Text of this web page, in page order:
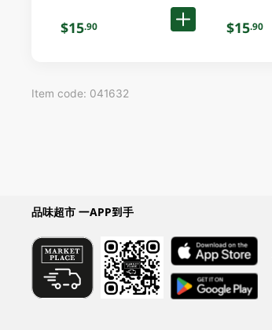
$15.90 $15.90
Item code: 041632
品味超市 一APP到手